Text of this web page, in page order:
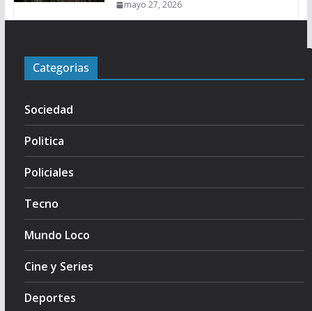
mayo 27, 2026
Categorias
Sociedad
Politica
Policiales
Tecno
Mundo Loco
Cine y Series
Deportes